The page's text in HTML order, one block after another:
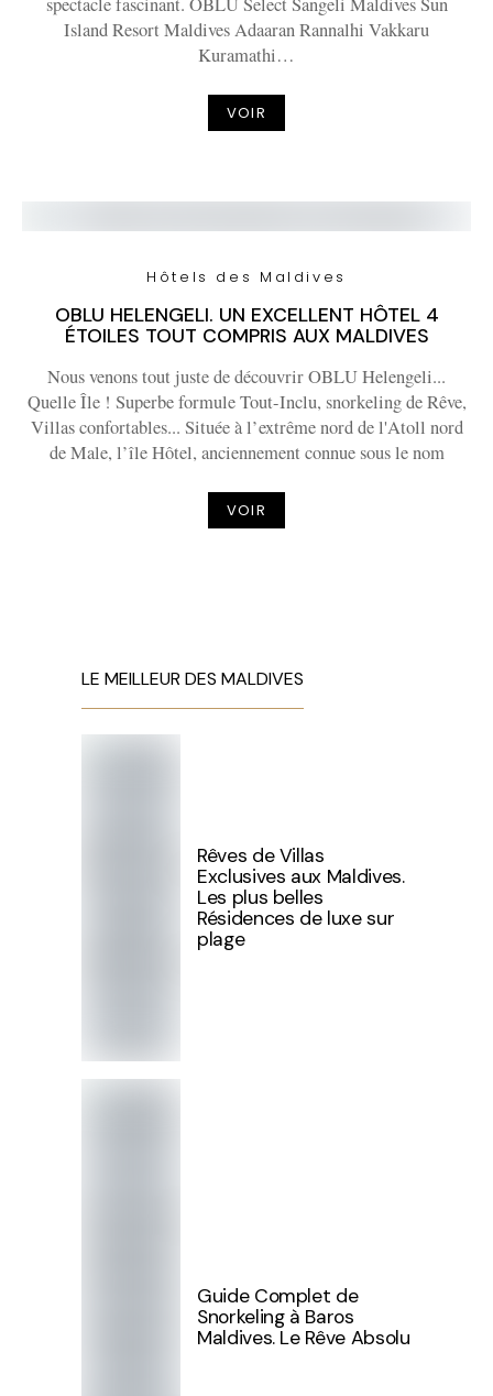
Island Resort Maldives Adaaran Rannalhi Vakkaru
Kuramathi…
VOIR
Hôtels des Maldives
OBLU HELENGELI. UN EXCELLENT HÔTEL 4
ÉTOILES TOUT COMPRIS AUX MALDIVES
Nous venons tout juste de découvrir OBLU Helengeli...
Quelle Île ! Superbe formule Tout-Inclu, snorkeling de Rêve,
Villas confortables... Située à l’extrême nord de l'Atoll nord
de Male, l’île Hôtel, anciennement connue sous le nom
VOIR
LE MEILLEUR DES MALDIVES
Rêves de Villas
Exclusives aux Maldives.
Les plus belles
Résidences de luxe sur
plage
Guide Complet de
Snorkeling à Baros
Maldives. Le Rêve Absolu